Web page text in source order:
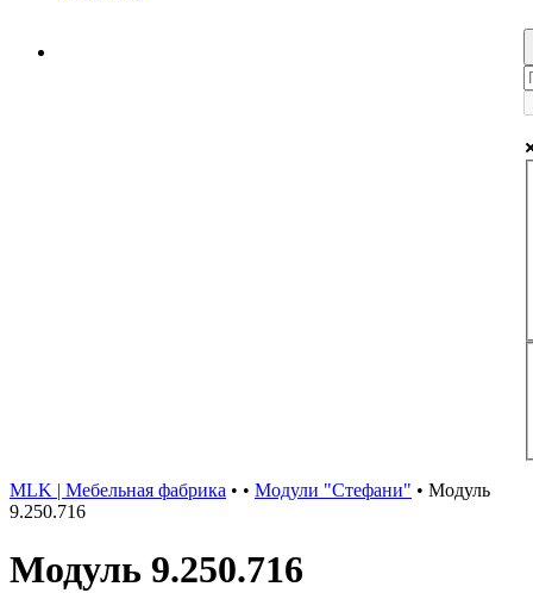
MLK | Мебельная фабрика • • Модули "Стефани" • Модуль
9.250.716
Модуль 9.250.716